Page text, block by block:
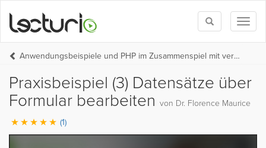
Toggle
search
Anwendungsbeispiele und PHP im Zusammenspiel mit verschiedenen Dateitypen
Praxisbeispiel (3) Datensätze über
Formular bearbeiten von Dr. Florence Maurice
(1)